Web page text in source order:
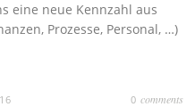
eine neue Kennzahl aus
Prozesse, Personal, …)
0 comments